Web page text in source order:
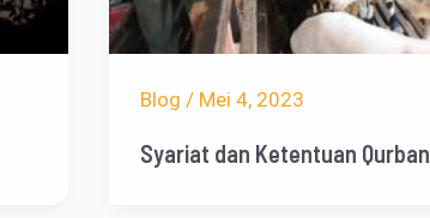
Blog / Mei 4, 2023
Syariat dan Ketentuan Qurban